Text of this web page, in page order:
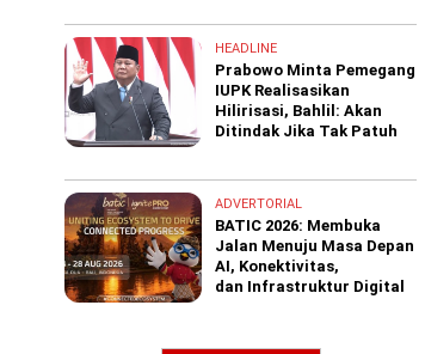
HEADLINE
Prabowo Minta Pemegang
IUPK Realisasikan
Hilirisasi, Bahlil: Akan
Ditindak Jika Tak Patuh
ADVERTORIAL
BATIC 2026: Membuka
Jalan Menuju Masa Depan
AI, Konektivitas,
dan Infrastruktur Digital